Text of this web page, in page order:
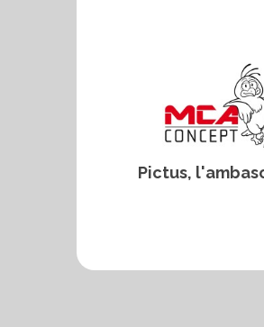
Pictus,